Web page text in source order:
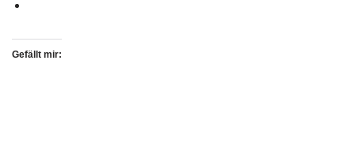
Gefällt mir: